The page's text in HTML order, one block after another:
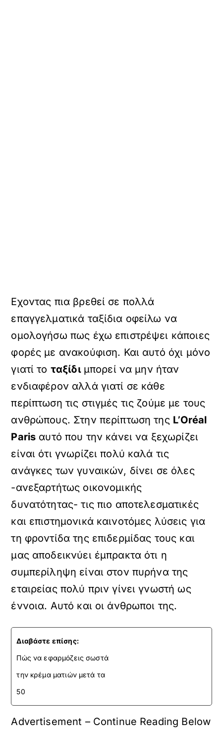
Εχοντας πια βρεθεί σε πολλά
επαγγελματικά ταξίδια οφείλω να
ομολογήσω πως έχω επιστρέψει κάποιες
φορές με ανακούφιση. Και αυτό όχι μόνο
γιατί το ταξίδιμπορεί να μην ήταν
ενδιαφέρον αλλά γιατί σε κάθε
περίπτωση τις στιγμές τις ζούμε με τους
ανθρώπους. Στην περίπτωση της L’Oréal
Paris αυτό που την κάνει να ξεχωρίζει
είναι ότι γνωρίζει πολύ καλά τις
ανάγκες των γυναικών, δίνει σε όλες
-ανεξαρτήτως οικονομικής
δυνατότητας- τις πιο αποτελεσματικές
και επιστημονικά καινοτόμες λύσεις για
τη φροντίδα της επιδερμίδας τους και
μας αποδεικνύει έμπρακτα ότι η
συμπερίληψη είναι στον πυρήνα της
εταιρείας πολύ πριν γίνει γνωστή ως
έννοια. Αυτό και οι άνθρωποι της.
Διαβάστε επίσης:
Πώς να εφαρμόζεις σωστά
την κρέμα ματιών μετά τα
50
Advertisement – Continue Reading Below